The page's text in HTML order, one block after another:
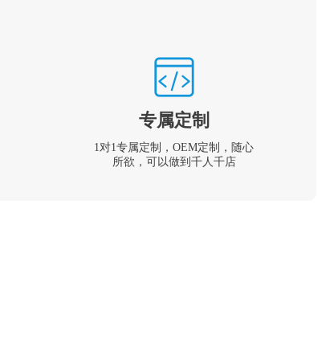
专属定制
1对1专属定制，OEM定制，随心
所欲，可以做到千人千店